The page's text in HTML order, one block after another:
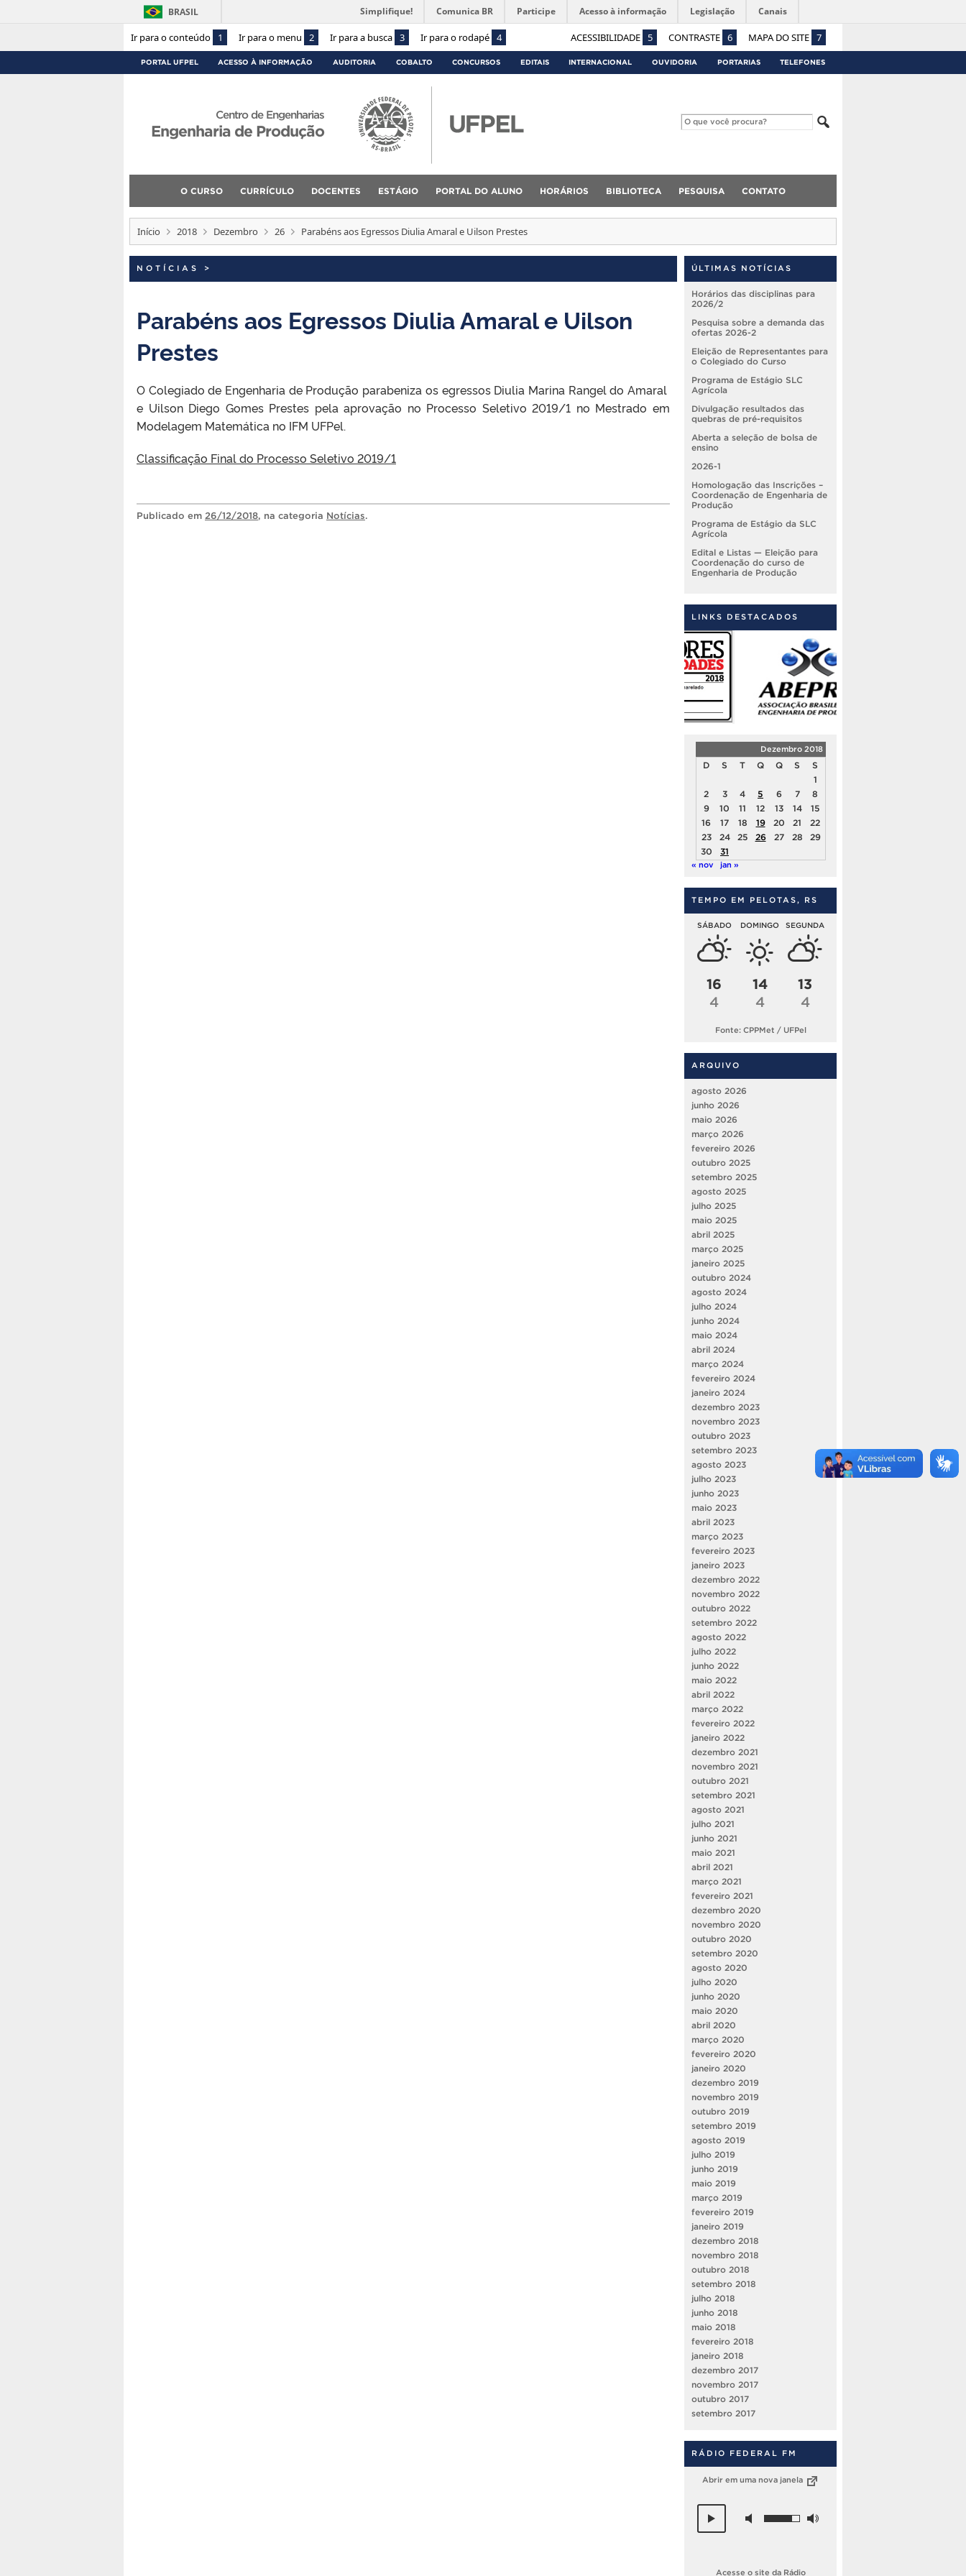
Ir para o conteúdo 1 Ir para o menu 2 Ir para a busca 3 Ir para o rodapé 4 ACESSIBILIDADE 5 CONTRASTE 6 MAPA DO SITE 7
BRASIL Simplifique! Comunica BR Participe Acesso à informação Legislação Canais
PORTAL UFPEL ACESSO À INFORMAÇÃO AUDITORIA COBALTO CONCURSOS EDITAIS INTERNACIONAL OUVIDORIA PORTARIAS TELEFONES
Centro de Engenharias
Engenharia de Produção
O CURSO CURRÍCULO DOCENTES ESTÁGIO PORTAL DO ALUNO HORÁRIOS BIBLIOTECA PESQUISA CONTATO
Início 2018 Dezembro 26 Parabéns aos Egressos Diulia Amaral e Uilson Prestes
NOTÍCIAS >
Parabéns aos Egressos Diulia Amaral e Uilson
Prestes
O Colegiado de Engenharia de Produção parabeniza os egressos Diulia Marina Rangel do Amaral
e Uilson Diego Gomes Prestes pela aprovação no Processo Seletivo 2019/1 no Mestrado em
Modelagem Matemática no IFM UFPel.
Classificação Final do Processo Seletivo 2019/1
Publicado em 26/12/2018, na categoria Notícias.
ÚLTIMAS NOTÍCIAS
Horários das disciplinas para
2026/2
Pesquisa sobre a demanda das
ofertas 2026-2
Eleição de Representantes para
o Colegiado do Curso
Programa de Estágio SLC
Agrícola
Divulgação resultados das
quebras de pré-requisitos
Aberta a seleção de bolsa de
ensino
2026-1
Homologação das Inscrições –
Coordenação de Engenharia de
Produção
Programa de Estágio da SLC
Agrícola
Edital e Listas — Eleição para
Coordenação do curso de
Engenharia de Produção
LINKS DESTACADOS
Dezembro 2018
D S T Q Q S
S
1
2
3 4 5 6 7
8
9
10 11 12 13 14
15
16
17 18 19 20 21
22
23
24 25 26 27 28
29
30
31
« nov jan »
TEMPO EM PELOTAS, RS
SÁBADO
16
4
DOMINGO
14
4
SEGUNDA
13
4
Fonte: CPPMet / UFPel
ARQUIVO
agosto 2026
junho 2026
maio 2026
março 2026
fevereiro 2026
outubro 2025
setembro 2025
agosto 2025
julho 2025
maio 2025
abril 2025
março 2025
janeiro 2025
outubro 2024
agosto 2024
julho 2024
junho 2024
maio 2024
abril 2024
março 2024
fevereiro 2024
janeiro 2024
dezembro 2023
novembro 2023
outubro 2023
setembro 2023
agosto 2023
julho 2023
junho 2023
maio 2023
abril 2023
março 2023
fevereiro 2023
janeiro 2023
dezembro 2022
novembro 2022
outubro 2022
setembro 2022
agosto 2022
julho 2022
junho 2022
maio 2022
abril 2022
março 2022
fevereiro 2022
janeiro 2022
dezembro 2021
novembro 2021
outubro 2021
setembro 2021
agosto 2021
julho 2021
junho 2021
maio 2021
abril 2021
março 2021
fevereiro 2021
dezembro 2020
novembro 2020
outubro 2020
setembro 2020
agosto 2020
julho 2020
junho 2020
maio 2020
abril 2020
março 2020
fevereiro 2020
janeiro 2020
dezembro 2019
novembro 2019
outubro 2019
setembro 2019
agosto 2019
julho 2019
junho 2019
maio 2019
março 2019
fevereiro 2019
janeiro 2019
dezembro 2018
novembro 2018
outubro 2018
setembro 2018
julho 2018
junho 2018
maio 2018
fevereiro 2018
janeiro 2018
dezembro 2017
novembro 2017
outubro 2017
setembro 2017
RÁDIO FEDERAL FM
Abrir em uma nova janela
Acesse o site da Rádio